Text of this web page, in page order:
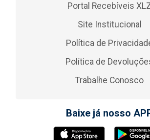
Portal Recebíveis
Site Institucional
Política de
Política de
Trabalhe Conosco
Baixe já nosso